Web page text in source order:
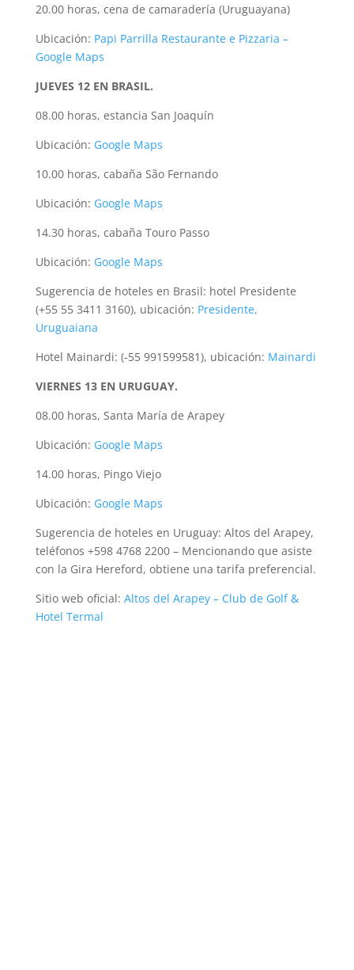
20.00 horas, cena de camaradería (Uruguayana)
Ubicación: Papi Parrilla Restaurante e Pizzaria –
Google Maps
JUEVES 12 EN BRASIL.
08.00 horas, estancia San Joaquín
Ubicación: Google Maps
10.00 horas, cabaña São Fernando
Ubicación: Google Maps
14.30 horas, cabaña Touro Passo
Ubicación: Google Maps
Sugerencia de hoteles en Brasil: hotel Presidente
(+55 55 3411 3160), ubicación: Presidente,
Uruguaiana
Hotel Mainardi: (-55 991599581), ubicación: Mainardi
VIERNES 13 EN URUGUAY.
08.00 horas, Santa María de Arapey
Ubicación: Google Maps
14.00 horas, Pingo Viejo
Ubicación: Google Maps
Sugerencia de hoteles en Uruguay: Altos del Arapey,
teléfonos +598 4768 2200 – Mencionando que asiste
con la Gira Hereford, obtiene una tarifa preferencial.
Sitio web oficial: Altos del Arapey – Club de Golf &
Hotel Termal